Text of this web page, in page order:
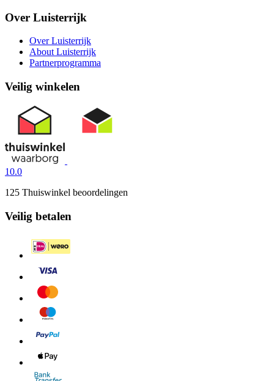
Over Luisterrijk
Over Luisterrijk
About Luisterrijk
Partnerprogramma
Veilig winkelen
10.0
125 Thuiswinkel beoordelingen
Veilig betalen